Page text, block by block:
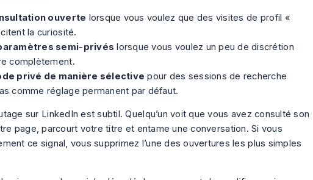
ouverte lorsque vous voulez que des visites de profil «
la curiosité.
semi-privés lorsque vous voulez un peu de discrétion
complètement.
privé de manière sélective pour des sessions de recherche
comme réglage permanent par défaut.
sur LinkedIn est subtil. Quelqu’un voit que vous avez consulté son
page, parcourt votre titre et entame une conversation. Si vous
ce signal, vous supprimez l’une des ouvertures les plus simples